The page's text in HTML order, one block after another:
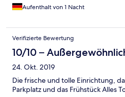
Aufenthalt von 1 Nacht
Verifizierte Bewertung
10/10 –
24. Okt. 2019
Die frische und tolle Einrichtung,
Parkplatz und das Frühstück Alles